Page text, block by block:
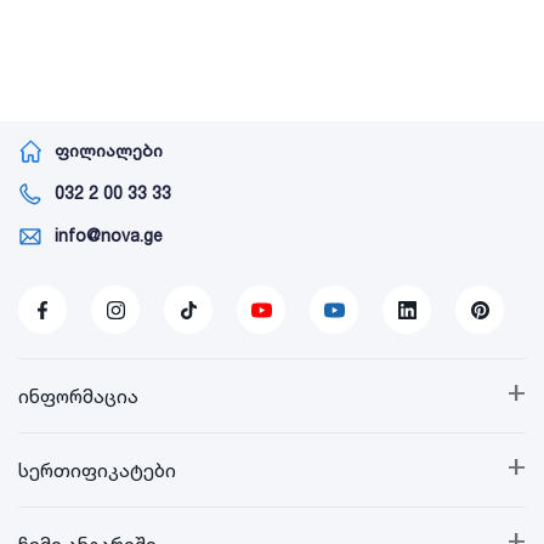
ფილიალები
032 2 00 33 33
info@nova.ge
+
ინფორმაცია
+
სერთიფიკატები